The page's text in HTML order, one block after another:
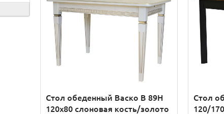
Стол обеденный Васко В 89Н
120х80 слоновая кость/золото
Стол
120/